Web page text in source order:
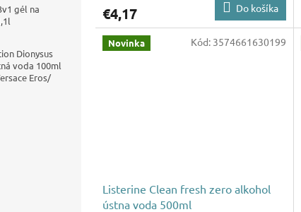
gél na
Dionysus
voda 100ml
Eros/
€4,17 Do košíka
Novinka
Listerine Clean fresh zero alkohol
ústna voda 500ml
Kód: 3574661630199